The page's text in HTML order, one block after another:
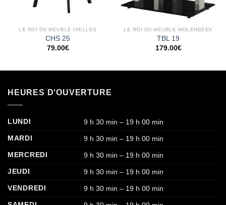
LE ROI DU MEUBLE IXELLES
CHS 25
79.00€
LE ROI DU MEUBLE MOLENBEEK
TBL 19
179.00€
HEURES D'OUVERTURE
LUNDI
9 h 30 min – 19 h 00 min
MARDI
9 h 30 min – 19 h 00 min
MERCREDI
9 h 30 min – 19 h 00 min
JEUDI
9 h 30 min – 19 h 00 min
VENDREDI
9 h 30 min – 19 h 00 min